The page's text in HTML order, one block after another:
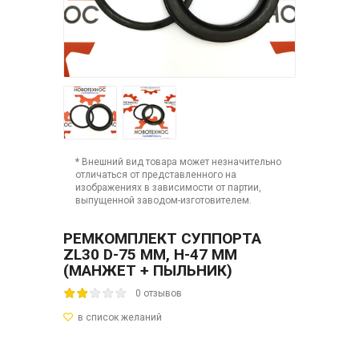
* Внешний вид товара может незначительно
отличаться от представленного на
изображениях в зависимости от партии,
выпущенной заводом-изготовителем.
РЕМКОМПЛЕКТ СУППОРТА
ZL30 D-75 ММ, H-47 ММ
(МАНЖЕТ + ПЫЛЬНИК)
0 отзывов